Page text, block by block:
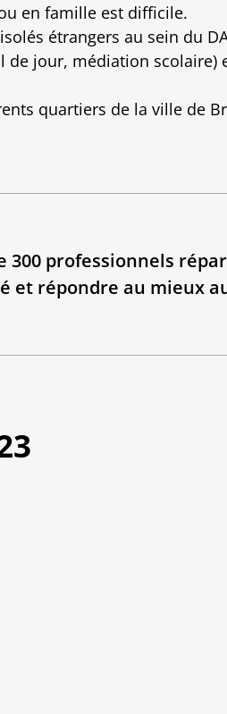
en famille est difficile.
étrangers au sein du
de jour, médiation
quartiers de la ville de
300 professionnels
répondre au mieux